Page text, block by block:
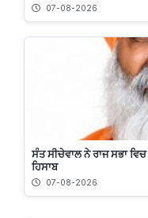
07-08-2026
ਸੰਤ ਸੀਚੇਵਾਲ ਨੇ ਰਾਜ ਸਭਾ
ਹਿਸਾਬ
07-08-2026